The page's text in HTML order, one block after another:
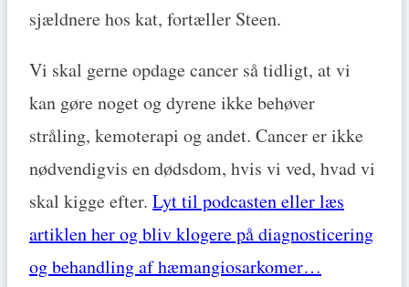
sjældnere hos kat, fortæller Steen.
Vi skal gerne opdage cancer så tidligt, at vi
kan gøre noget og dyrene ikke behøver
stråling, kemoterapi og andet. Cancer er ikke
nødvendigvis en dødsdom, hvis vi ved, hvad vi
skal kigge efter. Lyt til podcasten eller læs
artiklen her og bliv klogere på diagnosticering
og behandling af hæmangiosarkomer…